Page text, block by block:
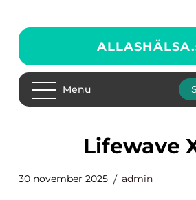
ALLASHÄLSA.
Menu
lifewave
30 november 2025 admin